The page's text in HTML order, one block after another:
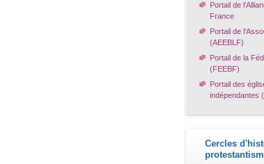
Portail de
France
Portail de
(AEEBLF)
Portail de la
(FEEBF)
Portail des
indépendantes
Cercles